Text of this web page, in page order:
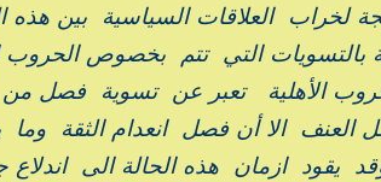
لخراب العلاقات السياسية بين هذه
بالتسويات التي تتم بخصوص الحروب
الأهلية تعبر عن تسوية فصل
الا أن فصل انعدام الثقة وما
يقود ازمان هذه الحالة الى اندلاع